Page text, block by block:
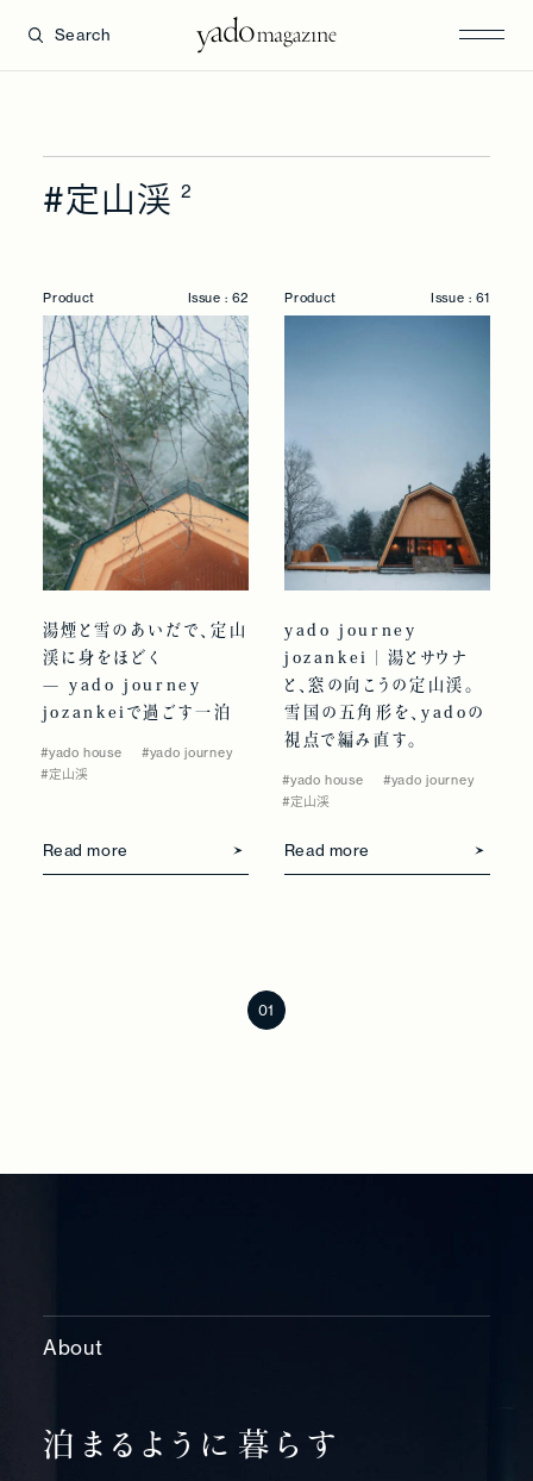
Search
#定山渓 2
Product Issue : 62
湯煙と雪のあいだで、定山
渓に身をほどく
— yado journey
jozankeiで過ごす一泊
#yado house
#yado journey
#定山渓
Read more
Product Issue : 61
yado journey
jozankei｜湯とサウナ
と、窓の向こうの定山渓。
雪国の五角形を、yadoの
視点で編み直す。
#yado house
#yado journey
#定山渓
Read more
01
About
泊まるように暮らす